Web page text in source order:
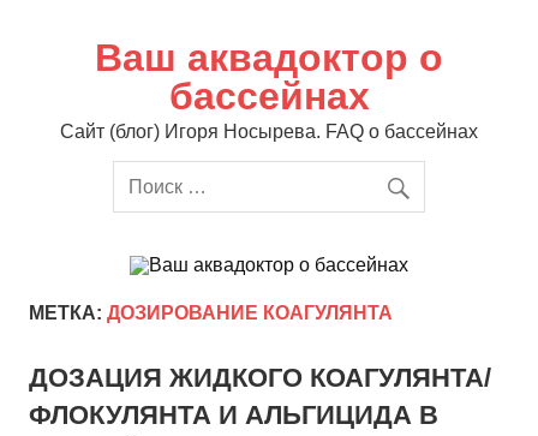
содержимомуВаш аквадоктор о
бассейнах
Сайт (блог) Игоря Носырева. FAQ о бассейнах
МЕТКА: ДОЗИРОВАНИЕ КОАГУЛЯНТА
ДОЗАЦИЯ ЖИДКОГО КОАГУЛЯНТА/
ФЛОКУЛЯНТА И АЛЬГИЦИДА В